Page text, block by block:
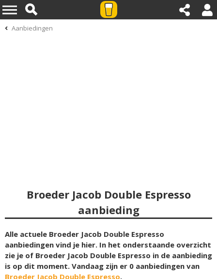
Aanbiedingen
Broeder Jacob Double Espresso
aanbieding
Alle actuele Broeder Jacob Double Espresso
aanbiedingen vind je hier. In het onderstaande overzicht
zie je of Broeder Jacob Double Espresso in de aanbieding
is op dit moment. Vandaag zijn er 0 aanbiedingen van
Broeder Jacob Double Espresso.